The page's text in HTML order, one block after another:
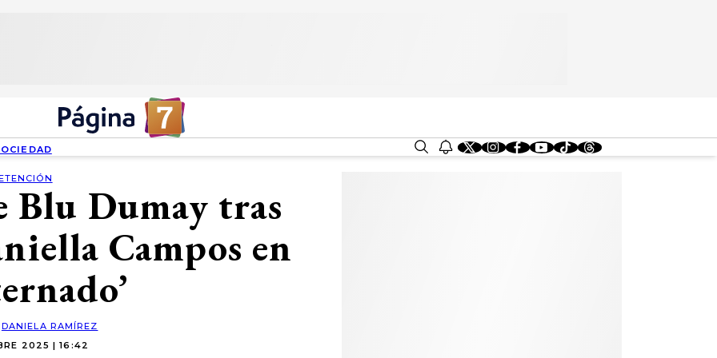
Blu Dumay tras
Campos en
DANIELA RAMÍREZ
2025 | 16:42